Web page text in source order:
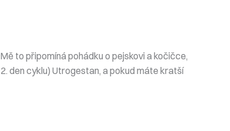
to připomíná pohádku o pejskovi a kočičce,
den cyklu) Utrogestan, a pokud máte kratší